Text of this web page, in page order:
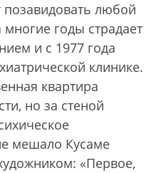
любой
годы страдает
и с 1977 года
клинике.
квартира
но за стеной
мешало Кусаме
«Первое,